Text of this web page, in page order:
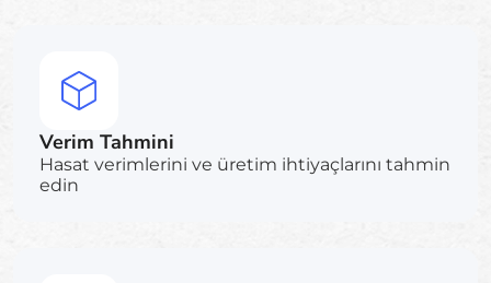
Verim Tahmini
Hasat verimlerini ve üretim ihtiyaçlarını tahmin
edin